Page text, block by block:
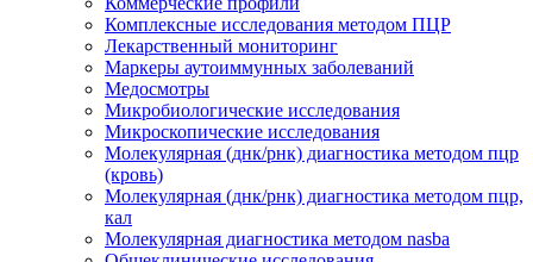
Комплексные исследования методом ПЦР
Лекарственный мониторинг
Маркеры аутоиммунных заболеваний
Медосмотры
Микробиологические исследования
Микроскопические исследования
Молекулярная (днк/рнк) диагностика методом пцр
(кровь)
Молекулярная (днк/рнк) диагностика методом пцр,
кал
Молекулярная диагностика методом nasba